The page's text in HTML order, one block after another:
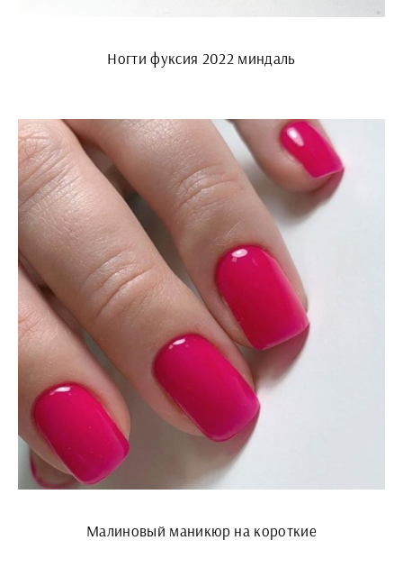
Ногти фуксия 2022 миндаль
Малиновый маникюр на короткие